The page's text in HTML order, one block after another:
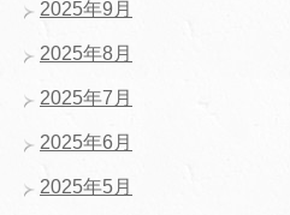
2025年9月
2025年8月
2025年7月
2025年6月
2025年5月